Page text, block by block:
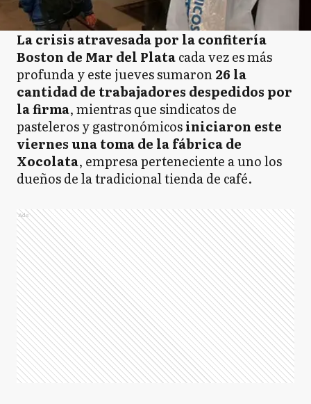
La crisis atravesada por la confitería
Boston de Mar del Platacada vez es más
profunda y este jueves sumaron26 la
cantidad de trabajadores despedidos por
la firma, mientras que sindicatos de
pasteleros y gastronómicosiniciaron este
viernes una toma de la fábrica de
Xocolata, empresa perteneciente a uno los
dueños de la tradicional tienda de café.
Ads